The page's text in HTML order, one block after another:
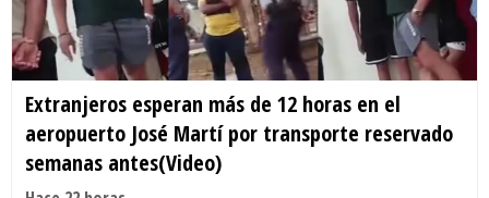
Extranjeros esperan más de 12 horas en el
aeropuerto José Martí por transporte reservado
semanas antes(Video)